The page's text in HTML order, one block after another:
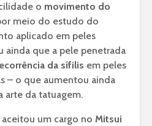
o movimento do
meio do estudo do
aplicado em peles
ainda que a pele penetrada
da sífilis em peles
– o que aumentou ainda
arte da tatuagem.
aceitou um cargo no Mitsui